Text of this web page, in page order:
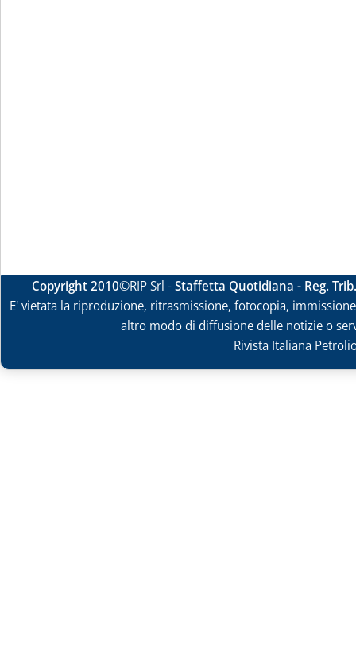
Copyright 2010©RIP Srl -Staffetta Quotidiana - Reg.
E' vietata la riproduzione, ritrasmissione, fotocopia,
altro modo di diffusione delle notizie o
Rivista Italiana